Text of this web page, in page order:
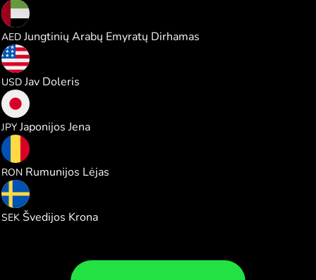
AED Jungtinių Arabų Emyratų Dirhamas
USD Jav Doleris
JPY Japonijos Jena
RON Rumunijos Lėjas
SEK Švedijos Krona